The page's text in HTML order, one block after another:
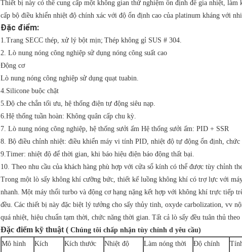
Thiết bị này có thể cung cấp một không gian thử nghiệm ổn định để gia nhiệt,
cấp bộ điều khiển nhiệt độ chính xác với độ ổn định cao của platinum kháng với
Đặc điểm:
1.Trang SECC thép, xử lý bột mịn; Thép không gỉ SUS # 304.
2. Lò nung nóng công nghiệp sử dụng nóng công suất cao
Động cơ
Lò nung nóng công nghiệp sử dụng quạt tuabin.
4.Silicone buộc chặt
5.Độ che chắn tối ưu, hệ thống điện tự động siêu nạp.
6.Hệ thống tuần hoàn: Không quân cấp chu kỳ.
7. Lò nung nóng công nghiệp, hệ thống sưởi ấm Hệ thống sưởi ấm: PID + SSR
8. Bộ điều chỉnh nhiệt: điều khiển máy vi tính PID, nhiệt độ tự động ổn định, chức
9.Timer: nhiệt độ để thời gian, khi báo hiệu điện báo động thất bại.
10. Theo nhu cầu của khách hàng phù hợp với cửa sổ kính có thể được tùy chỉnh
Trong một lò sấy không khí cưỡng bức, thiết kế luồng không khí có trợ lực với
nhanh. Một máy thổi turbo và động cơ hạng nặng kết hợp với không khí trực tiếp
đều. Các thiết bị này đặc biệt lý tưởng cho sấy thủy tinh, oxyde carbolization, vv
quá nhiệt, hiệu chuẩn tạm thời, chức năng thời gian. Tất cả lò sấy đều tuân thủ theo
Đặc điểm kỹ thuật ( Chúng tôi chấp nhận tùy chỉnh d yêu cầu)
Mô hình
Kích
Kích thước
Nhiệt độ
Làm nóng thời
Độ chính